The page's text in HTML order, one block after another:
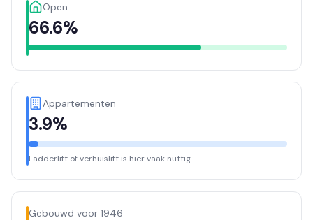
Open
66.6%
Appartementen
3.9%
Ladderlift of verhuislift is hier vaak nuttig.
Gebouwd voor 1946